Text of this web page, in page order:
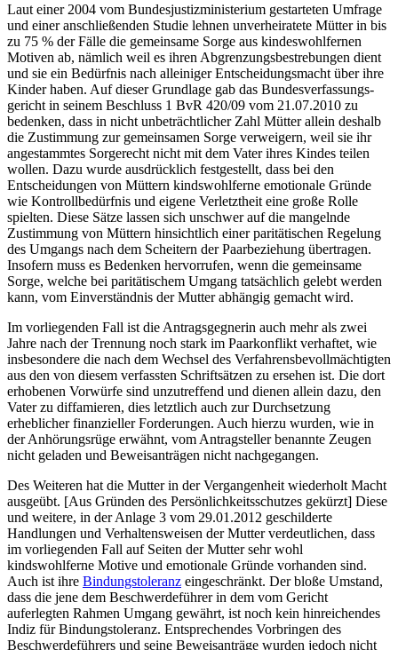
Laut einer 2004 vom Bundesjustiz­ministerium gestarteten Umfrage
und einer anschließenden Studie lehnen unverheiratete Mütter in bis
zu 75 % der Fälle die gemeinsame Sorge aus kindeswohl­fernen
Motiven ab, nämlich weil es ihren Abgrenzungs­bestrebungen dient
und sie ein Bedürfnis nach alleiniger Entscheidungs­macht über ihre
Kinder haben. Auf dieser Grundlage gab das Bundes­verfassungs­
gericht in seinem Beschluss 1 BvR 420/09 vom 21.07.2010 zu
bedenken, dass in nicht unbeträchtlicher Zahl Mütter allein deshalb
die Zustimmung zur gemeinsamen Sorge verweigern, weil sie ihr
angestammtes Sorgerecht nicht mit dem Vater ihres Kindes teilen
wollen. Dazu wurde ausdrücklich festgestellt, dass bei den
Entscheidungen von Müttern kindswohlferne emotionale Gründe
wie Kontrollbedürfnis und eigene Verletztheit eine große Rolle
spielten. Diese Sätze lassen sich unschwer auf die mangelnde
Zustimmung von Müttern hinsichtlich einer paritätischen Regelung
des Umgangs nach dem Scheitern der Paarbeziehung übertragen.
Insofern muss es Bedenken hervorrufen, wenn die gemeinsame
Sorge, welche bei paritätischem Umgang tatsächlich gelebt werden
kann, vom Einverständnis der Mutter abhängig gemacht wird.
Im vorliegenden Fall ist die Antragsgegnerin auch mehr als zwei
Jahre nach der Trennung noch stark im Paarkonflikt verhaftet, wie
insbesondere die nach dem Wechsel des Verfahrens­bevollmächtigten
aus den von diesem verfassten Schriftsätzen zu ersehen ist. Die dort
erhobenen Vorwürfe sind unzutreffend und dienen allein dazu, den
Vater zu diffamieren, dies letztlich auch zur Durchsetzung
erheblicher finanzieller Forderungen. Auch hierzu wurden, wie in
der Anhörungsrüge erwähnt, vom Antrag­steller benannte Zeugen
nicht geladen und Beweis­anträgen nicht nachgegangen.
Des Weiteren hat die Mutter in der Vergangenheit wiederholt Macht
ausgeübt. [Aus Gründen des Persönlichkeits­schutzes gekürzt] Diese
und weitere, in der Anlage 3 vom 29.01.2012 geschilderte
Handlungen und Verhaltensweisen der Mutter verdeutlichen, dass
im vorliegenden Fall auf Seiten der Mutter sehr wohl
kindswohlferne Motive und emotionale Gründe vorhanden sind.
Auch ist ihre Bindungstoleranz eingeschränkt. Der bloße Umstand,
dass die jene dem Beschwerde­führer in dem vom Gericht
auferlegten Rahmen Umgang gewährt, ist noch kein hinreichendes
Indiz für Bindungs­toleranz. Entsprechendes Vorbringen des
Beschwerde­führers und seine Beweisanträge wurden jedoch nicht